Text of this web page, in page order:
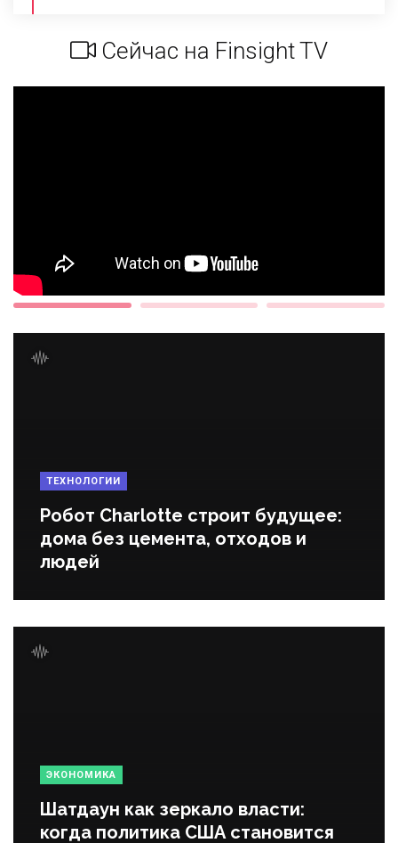
Сейчас на Finsight TV
ТЕХНОЛОГИИ
Робот Charlotte строит будущее:
дома без цемента, отходов и
людей
ЭКОНОМИКА
Шатдаун как зеркало власти:
когда политика США становится